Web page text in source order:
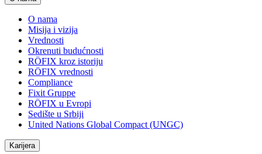
O nama
Misija i vizija
Vrednosti
Okrenuti budućnosti
RÖFIX kroz istoriju
RÖFIX vrednosti
Compliance
Fixit Gruppe
RÖFIX u Evropi
Sedište u Srbiji
United Nations Global Compact (UNGC)
Karijera